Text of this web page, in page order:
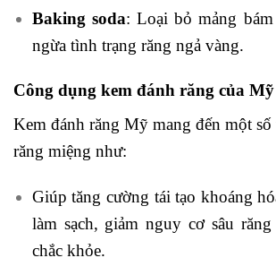
Baking soda: Loại bỏ mảng
ngừa tình trạng răng ngả vàng.
Công dụng kem đánh răng của Mỹ
Kem đánh răng Mỹ mang đến một
răng miệng như:
Giúp tăng cường tái tạo khoáng
làm sạch, giảm nguy cơ sâu
chắc khỏe.